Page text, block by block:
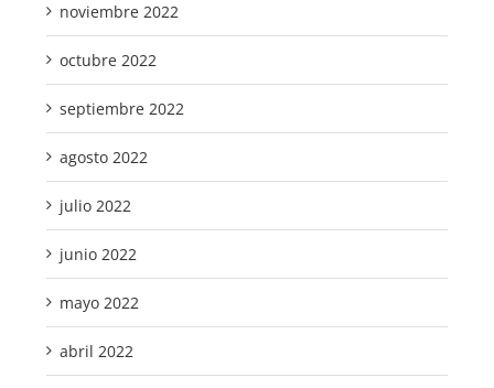
noviembre 2022
octubre 2022
septiembre 2022
agosto 2022
julio 2022
junio 2022
mayo 2022
abril 2022